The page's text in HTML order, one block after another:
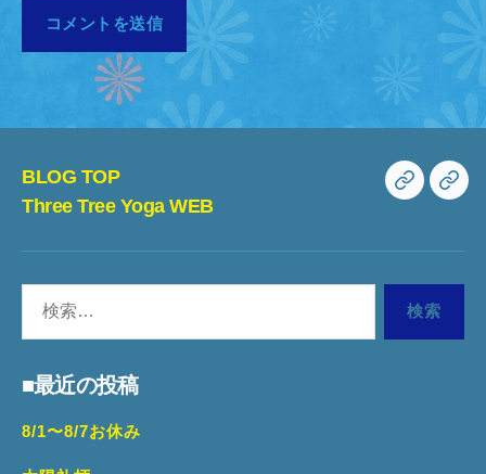
BLOG TOP
Three Tree Yoga WEB
BLOG
象:
■最近の投稿
8/1〜8/7お休み